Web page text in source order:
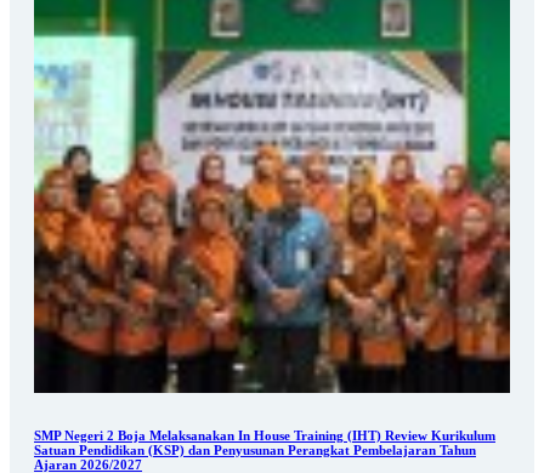
SMP Negeri 2 Boja Melaksanakan In House Training (IHT) Review Kurikulum
Satuan Pendidikan (KSP) dan Penyusunan Perangkat Pembelajaran Tahun
Ajaran 2026/2027